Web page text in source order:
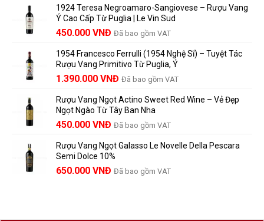
và
những
người
vang
nên
biết
Dẫn
Lưu
Trữ
Và
Thành
là:
858.000 VNĐ.
tại
là:
780.000 VNĐ.
1924 Teresa Negroamaro-Sangiovese – Rượu Vang
Ý Cao Cấp Từ Puglia | Le Vin Sud
Giá
là:
495.000 VNĐ.
450.000 VNĐ Giá
tại
là:
450.000 VNĐ.
Đã bao gồm VAT
1954 Francesco Ferrulli (1954 Nghệ Sĩ) – Tuyệt Tác
Rượu Vang Primitivo Từ Puglia, Ý
Giá
là:
1.529.000 VNĐ.
1.390.000 VNĐ Giá
tại
là:
1.390.000 VNĐ.
Đã bao gồm VAT
Rượu Vang Ngọt Actino Sweet Red Wine – Vẻ Đẹp
Ngọt Ngào Từ Tây Ban Nha
450.000 VNĐ Đã bao gồm VAT
Rượu Vang Ngọt Galasso Le Novelle Della Pescara
Semi Dolce 10%
650.000 VNĐ Đã bao gồm VAT